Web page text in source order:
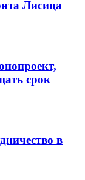
Лисица
срок
в